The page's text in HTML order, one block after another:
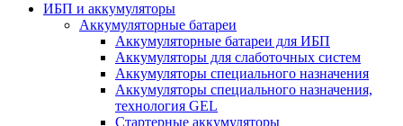
ИБП и аккумуляторы
Аккумуляторные батареи
Аккумуляторные батареи для ИБП
Аккумуляторы для слаботочных систем
Аккумуляторы специального назначения
Аккумуляторы специального назначения,
технология GEL
Стартерные аккумуляторы